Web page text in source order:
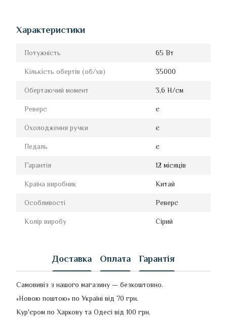
Характеристики
Потужність 65 Вт
Кількість обертів (об/хв) 35000
Обертаючий момент 3,6 Н/см
Реверс є
Охолодження ручки є
Педаль є
Гарантія 12 місяців
Країна виробник Китай
Особливості Реверс
Колір виробу Сірий
Доставка Оплата Гарантія
Самовивіз з нашого магазину — безкоштовно.
«Новою поштою» по Україні від 70 грн.
Кур'єром по Харкову та Одесі від 100 грн.